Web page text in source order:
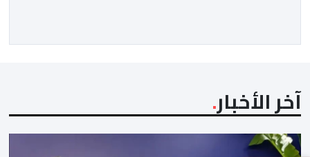
الفنانان طارق بطمة ونوال بوسنيني أن يعطيا روحا فريدة
آخر الأخبار